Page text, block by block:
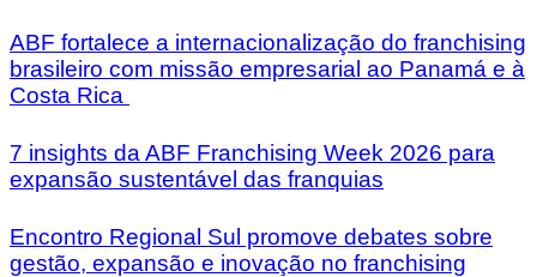
ABF fortalece a internacionalização do franchising
brasileiro com missão empresarial ao Panamá e à
Costa Rica
7 insights da ABF Franchising Week 2026 para
expansão sustentável das franquias
Encontro Regional Sul promove debates sobre
gestão, expansão e inovação no franchising